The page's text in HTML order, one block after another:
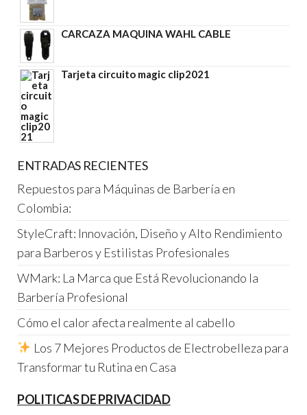
CARCAZA MAQUINA WAHL CABLE
Tarjeta circuito magic clip2021
ENTRADAS RECIENTES
Repuestos para Máquinas de Barbería en
Colombia:
StyleCraft: Innovación, Diseño y Alto Rendimiento
para Barberos y Estilistas Profesionales
WMark: La Marca que Está Revolucionando la
Barbería Profesional
Cómo el calor afecta realmente al cabello
Los 7 Mejores Productos de Electrobelleza para
Transformar tu Rutina en Casa
POLITICAS DE PRIVACIDAD